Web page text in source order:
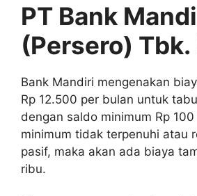
PT Bank
(Persero) Tbk.
Bank Mandiri mengenakan
Rp 12.500 per bulan untuk
dengan saldo minimum Rp
minimum tidak terpenuhi atau
pasif, maka akan ada biaya
ribu.